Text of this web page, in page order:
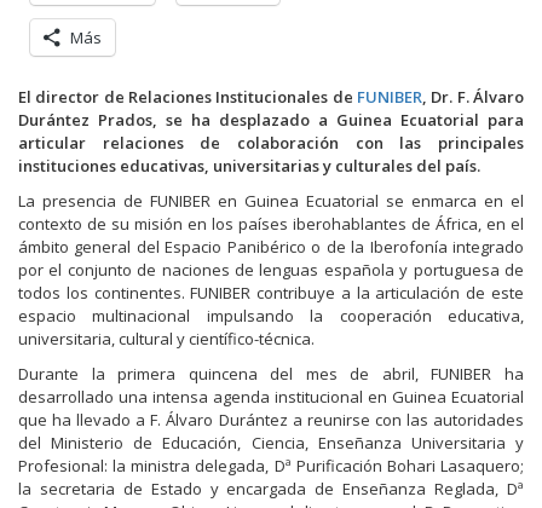
Más
El director de Relaciones Institucionales de FUNIBER, Dr. F. Álvaro
Durántez Prados, se ha desplazado a Guinea Ecuatorial para
articular relaciones de colaboración con las principales
instituciones educativas, universitarias y culturales del país.
La presencia de FUNIBER en Guinea Ecuatorial se enmarca en el
contexto de su misión en los países iberohablantes de África, en el
ámbito general del Espacio Panibérico o de la Iberofonía integrado
por el conjunto de naciones de lenguas española y portuguesa de
todos los continentes. FUNIBER contribuye a la articulación de este
espacio multinacional impulsando la cooperación educativa,
universitaria, cultural y científico-técnica.
Durante la primera quincena del mes de abril, FUNIBER ha
desarrollado una intensa agenda institucional en Guinea Ecuatorial
que ha llevado a F. Álvaro Durántez a reunirse con las autoridades
del Ministerio de Educación, Ciencia, Enseñanza Universitaria y
Profesional: la ministra delegada, Dª Purificación Bohari Lasaquero;
la secretaria de Estado y encargada de Enseñanza Reglada, Dª